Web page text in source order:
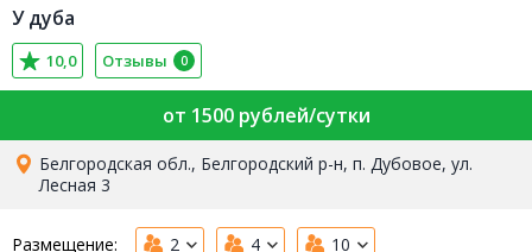
У дуба
10,0 Отзывы 0
от 1500 рублей/сутки
Белгородская обл., Белгородский р-н, п. Дубовое, ул.
Лесная 3
Размещение: 2 4 10